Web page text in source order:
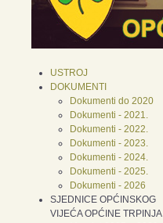
USTROJ
DOKUMENTI
Dokumenti do 2020
Dokumenti - 2021.
Dokumenti - 2022.
Dokumenti - 2023.
Dokumenti - 2024.
Dokumenti - 2025.
Dokumenti - 2026
SJEDNICE OPĆINSKOG
VIJEĆA OPĆINE TRPINJA